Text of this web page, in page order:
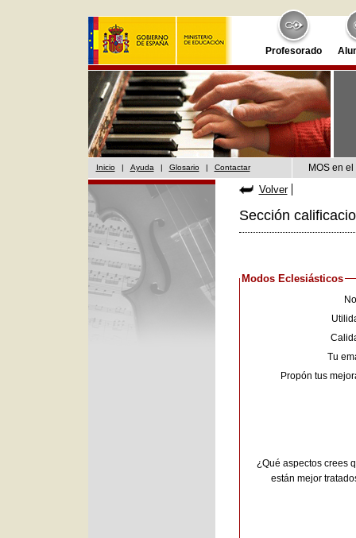
Profesorado
Inicio | Ayuda | Glosario | Contactar MOS en
Volver
Sección
Modos Eclesiásticos
Tu
Propón tus
¿Qué aspectos crees
están mejor